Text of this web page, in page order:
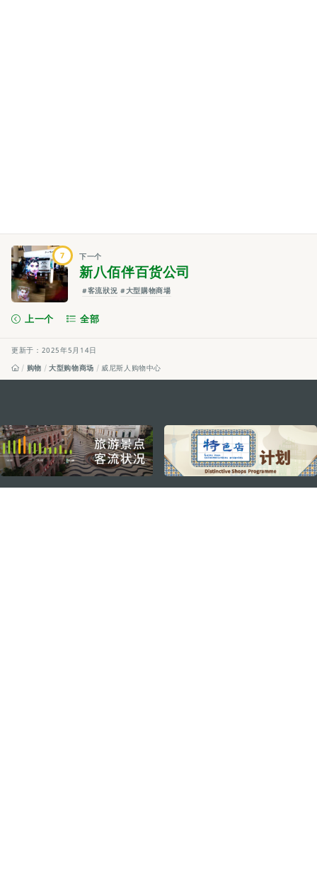
7 下一个
新八佰伴百货公司
#客流狀況 #大型購物商場
上一个 全部
更新于：2025年5月14日
购物
大型购物商场 威尼斯人购物中心
external links